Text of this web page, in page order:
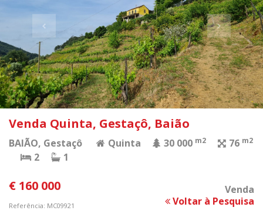
Venda Quinta, Gestaçô, Baião
BAIÃO, Gestaçô Quinta 30 000 m2 76 m2
2 1
€ 160 000 Venda
Referência: MC09921 Voltar à Pesquisa